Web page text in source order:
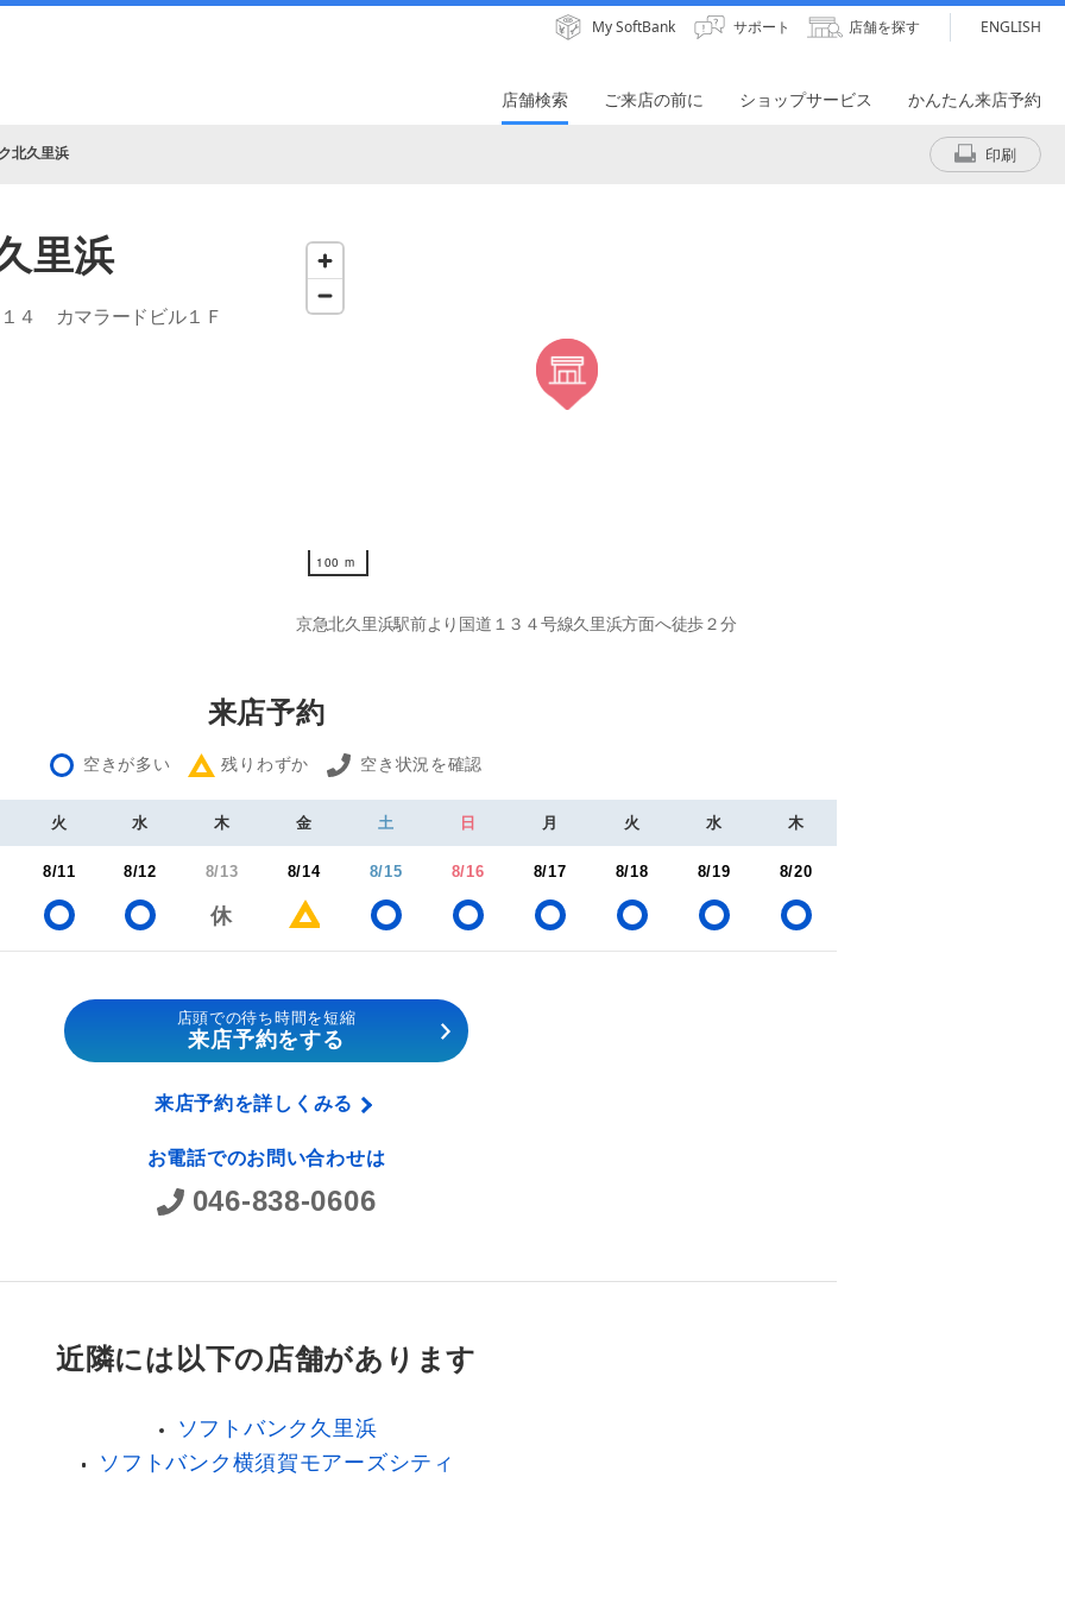
My SoftBank サポート 店舗を探す ENGLISH
店舗検索 ご来店の前に ショップサービス かんたん来店予約
北久里浜 印刷
里浜
４ カマラードビル１Ｆ
100 m
100 m
京急北久里浜駅前より国道１３４号線久里浜方面へ徒歩２分
来店予約
空きが多い 残りわずか 空き状況を確認
火 水 木 金 土 日 月 火 水 木
8/11 8/12 8/13 8/14 8/15 8/16 8/17 8/18 8/19 8/20
店頭での待ち時間を短縮
来店予約をする
来店予約を詳しくみる
お電話でのお問い合わせは
046-838-0606
近隣には以下の店舗があります
ソフトバンク久里浜
ソフトバンク横須賀モアーズシティ